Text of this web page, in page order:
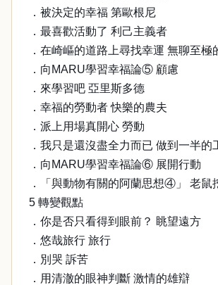
．被決定的幸福 第歐根尼
．最喜歡活動了 利己主義者
．在崎嶇的道路上尋找幸運 無聊至極
．向MARU學習幸福論⑤ 顧慮
．來學習吧 亞里斯多德
．幸福的勞動者 快樂的農夫
．派上用場真開心 勞動
．我只是還沒盡全力而已 做到一半的
．向MARU學習幸福論⑥ 展開行動
．「與動物有關的阿蘭思想④」 老鼠
5 轉變觀點
．你是否只看得到眼前？ 眺望遠方
．悠哉旅行 旅行
．別哭 訴苦
．用清澈的眼神判斷 激情的雄辯